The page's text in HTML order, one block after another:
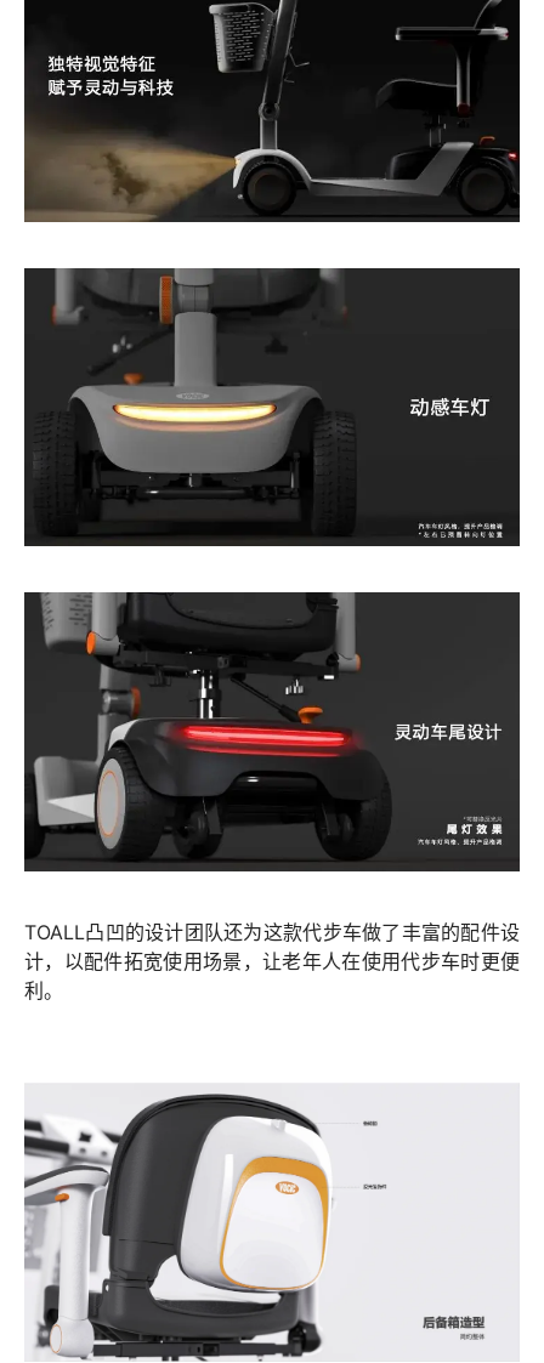
TOALL凸凹的设计团队还为这款代步车做了丰富的配件设
计，以配件拓宽使用场景，让老年人在使用代步车时更便
利。